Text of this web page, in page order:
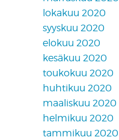
lokakuu 2020
syyskuu 2020
elokuu 2020
kesäkuu 2020
toukokuu 2020
huhtikuu 2020
maaliskuu 2020
helmikuu 2020
tammikuu 2020